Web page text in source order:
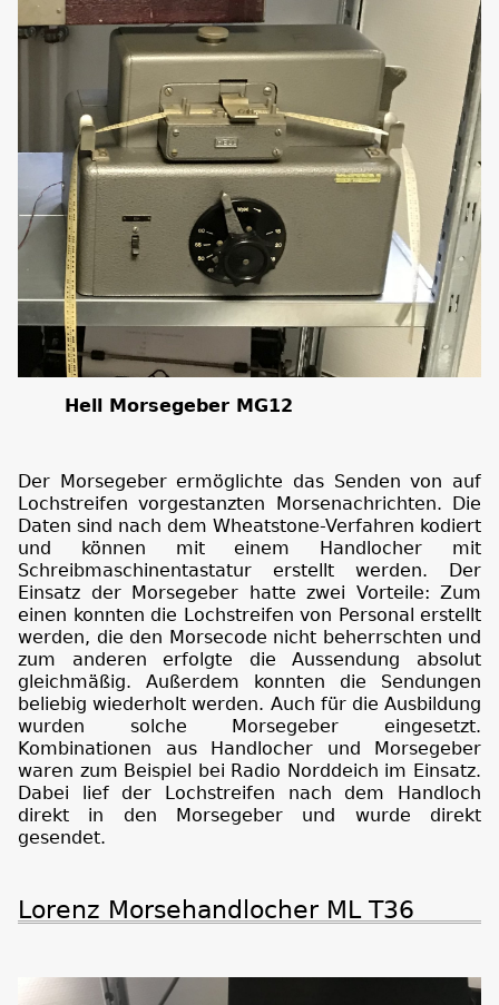
Hell Morsegeber MG12
Der Morsegeber ermöglichte das Senden von auf
Lochstreifen vorgestanzten Morsenachrichten. Die
Daten sind nach dem Wheatstone-Verfahren kodiert
und können mit einem Handlocher mit
Schreibmaschinentastatur erstellt werden. Der
Einsatz der Morsegeber hatte zwei Vorteile: Zum
einen konnten die Lochstreifen von Personal erstellt
werden, die den Morsecode nicht beherrschten und
zum anderen erfolgte die Aussendung absolut
gleichmäßig. Außerdem konnten die Sendungen
beliebig wiederholt werden. Auch für die Ausbildung
wurden solche Morsegeber eingesetzt.
Kombinationen aus Handlocher und Morsegeber
waren zum Beispiel bei Radio Norddeich im Einsatz.
Dabei lief der Lochstreifen nach dem Handloch
direkt in den Morsegeber und wurde direkt
gesendet.
Lorenz Morsehandlocher ML T36